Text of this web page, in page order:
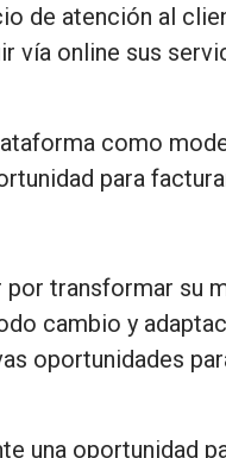
de atención al
vía online sus
como
para
por transformar su
cambio y
oportunidades
una oportunidad